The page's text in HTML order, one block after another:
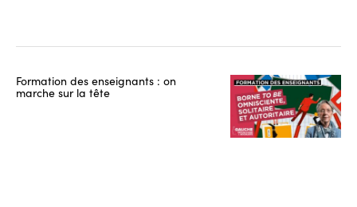
Formation des enseignants : on
marche sur la tête